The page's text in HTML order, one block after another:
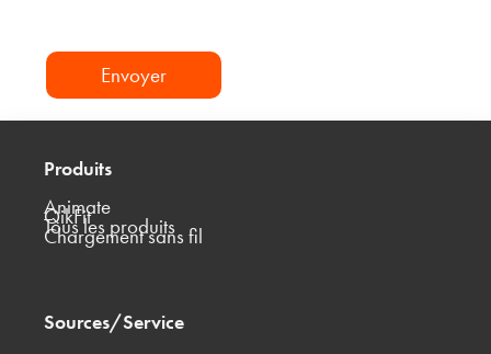
Envoyer
Produits
Animate
QikFit
Tous les produits
Chargement sans fil
Sources/Service